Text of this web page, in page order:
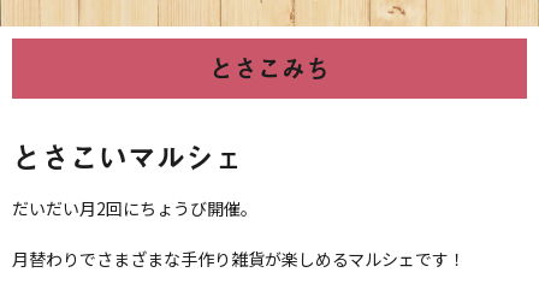
とさこみち
とさこいマルシェ
だいだい月2回にちょうび開催。
月替わりでさまざまな手作り雑貨が楽しめるマルシェです！